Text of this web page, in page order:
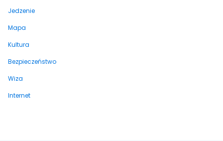
Jedzenie
Mapa
Kultura
Bezpieczeństwo
Wiza
Internet